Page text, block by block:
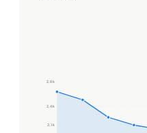
2,1 k
2,4 k
2,8 k